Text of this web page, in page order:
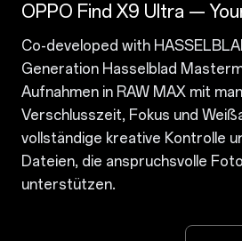
OPPO Find X9 Ultra —
Co-developed with
Generation Hasselblad
Aufnahmen in RAW MAX mit
Verschlusszeit, Fokus und
vollständige kreative Kontrolle
Dateien, die anspruchsvolle
unterstützen.